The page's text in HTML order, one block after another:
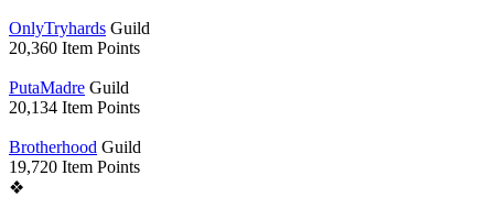
OnlyTryhards Guild
20,360 Item Points
PutaMadre Guild
20,134 Item Points
Brotherhood Guild
19,720 Item Points
❖